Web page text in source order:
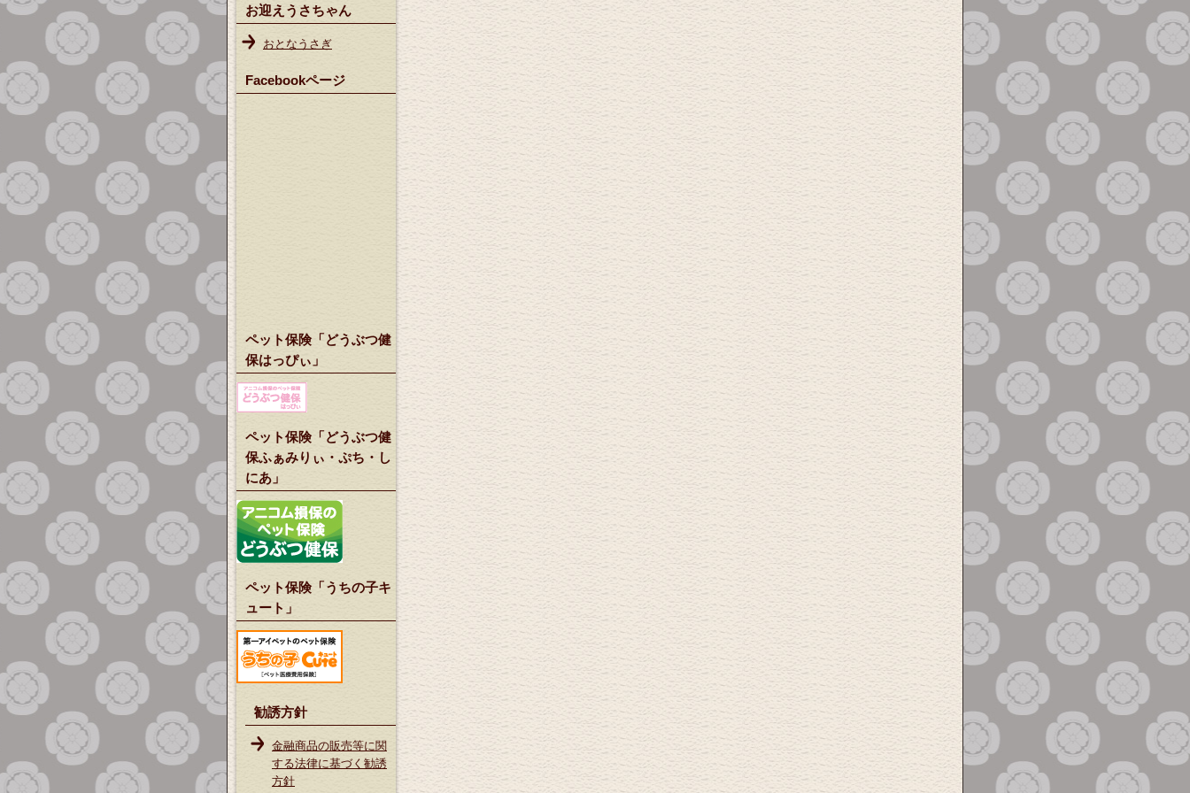
お迎えうさちゃん
おとなうさぎ
Facebookページ
ペット保険「どうぶつ健
保はっぴぃ」
ペット保険「どうぶつ健
保ふぁみりぃ・ぷち・し
にあ」
ペット保険「うちの子キ
ュート」
勧誘方針
金融商品の販売等に関
する法律に基づく勧誘
方針